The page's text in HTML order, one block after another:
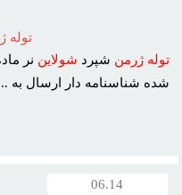
توله
توله ژرمن شپرد شولاين
شده شناسنامه دار ارسال به
06.14